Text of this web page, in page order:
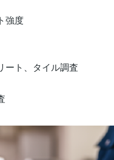
強度
ート、タイル調査